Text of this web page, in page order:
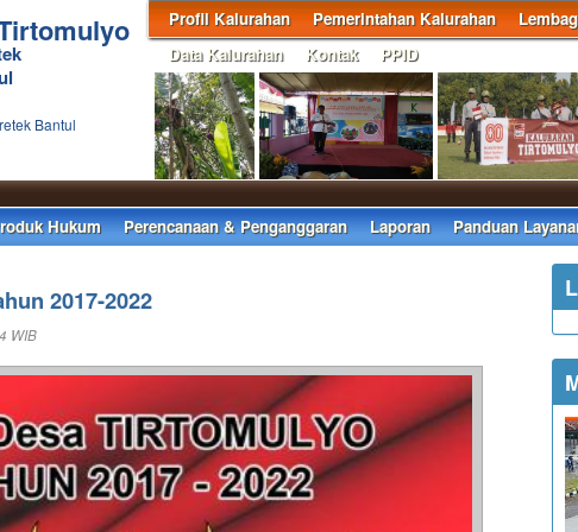
Profil Kalurahan Pemerintahan Kalurahan
Data Kalurahan
Kontak PPID
Bantul
Hukum Perencanaan & Penganggaran Laporan Panduan
2017-2022
WIB